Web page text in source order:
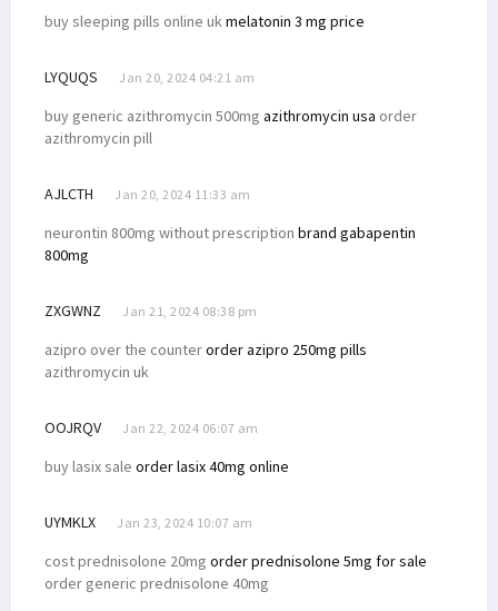
buy sleeping pills online uk melatonin 3 mg price
LYQUQS Jan 20, 2024 04:21 am
buy generic azithromycin 500mg azithromycin usa order
azithromycin pill
AJLCTH Jan 20, 2024 11:33 am
neurontin 800mg without prescription brand gabapentin
800mg
ZXGWNZ Jan 21, 2024 08:38 pm
azipro over the counterorder azipro 250mg pills
azithromycin uk
OOJRQV Jan 22, 2024 06:07 am
buy lasix sale order lasix 40mg online
UYMKLX Jan 23, 2024 10:07 am
cost prednisolone 20mg order prednisolone 5mg for sale
order generic prednisolone 40mg